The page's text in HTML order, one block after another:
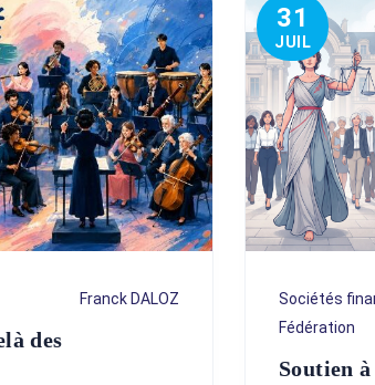
Franck DALOZ
des
31
JUIL
Sociétés
Fédération
Soutien